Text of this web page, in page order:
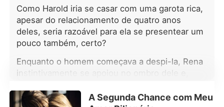
verdades chocantes vieram à tona: ☽
Aquela noite não foi um acidente; ☽
Seu "defeito" era, na verdade, um
dom raro; ☽ E agora todos os Alfas,
incluindo seu ex-marido, iam lutar
para reivindicá-la. Pena que ela
estava cansada de ser controlada.
prendia contra a parede. O calor dele
Como Harold iria se casar com uma garota rica,
apesar do relacionamento de quatro anos
deles, seria razoável para ela se presentear um
pouco também, certo?
Enquanto o homem começava a despi-la, Rena
instintivamente se apoiou no ombro dele e,
"Harold!"
A Segunda Chance com Meu